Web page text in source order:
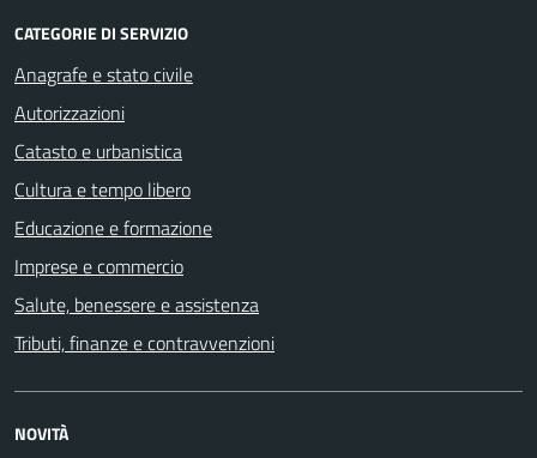
CATEGORIE DI SERVIZIO
Anagrafe e stato civile
Autorizzazioni
Catasto e urbanistica
Cultura e tempo libero
Educazione e formazione
Imprese e commercio
Salute, benessere e assistenza
Tributi, finanze e contravvenzioni
NOVITÀ